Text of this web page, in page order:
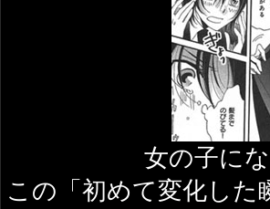
女の子に
この「初めて変化し